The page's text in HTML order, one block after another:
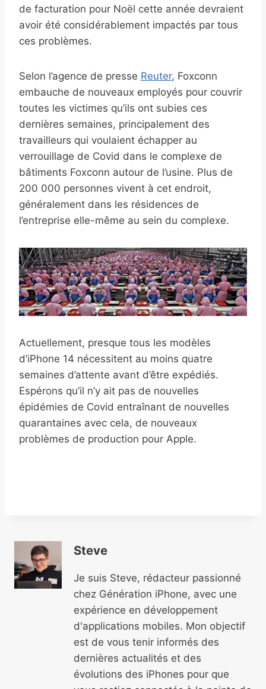
de facturation pour Noël cette année devraient
avoir été considérablement impactés par tous
ces problèmes.
Selon l’agence de presse Reuter, Foxconn
embauche de nouveaux employés pour couvrir
toutes les victimes qu’ils ont subies ces
dernières semaines, principalement des
travailleurs qui voulaient échapper au
verrouillage de Covid dans le complexe de
bâtiments Foxconn autour de l’usine. Plus de
200 000 personnes vivent à cet endroit,
généralement dans les résidences de
l’entreprise elle-même au sein du complexe.
Actuellement, presque tous les modèles
d’iPhone 14 nécessitent au moins quatre
semaines d’attente avant d’être expédiés.
Espérons qu’il n’y ait pas de nouvelles
épidémies de Covid entraînant de nouvelles
quarantaines avec cela, de nouveaux
problèmes de production pour Apple.
Steve
Je suis Steve, rédacteur passionné
chez Génération iPhone, avec une
expérience en développement
d'applications mobiles. Mon objectif
est de vous tenir informés des
dernières actualités et des
évolutions des iPhones pour que